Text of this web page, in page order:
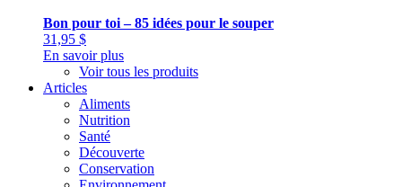
Bon pour toi – 85 idées pour le souper
31,95 $
En savoir plus
Voir tous les produits
Articles
Aliments
Nutrition
Santé
Découverte
Conservation